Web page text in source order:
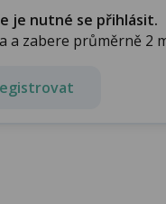
je nutné se přihlásit.
a zabere průměrně 2